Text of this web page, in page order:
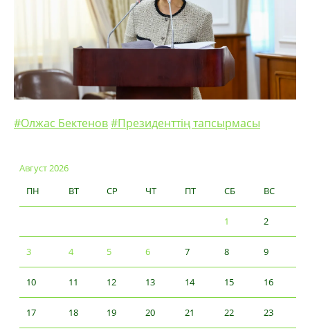
#Олжас Бектенов#Президенттің тапсырмасы
Август 2026
ПН
ВТ СР ЧТ ПТ СБ ВС
1 2
3 4 5 6 7 8 9
10 11 12 13 14 15 16
17 18 19 20 21 22 23